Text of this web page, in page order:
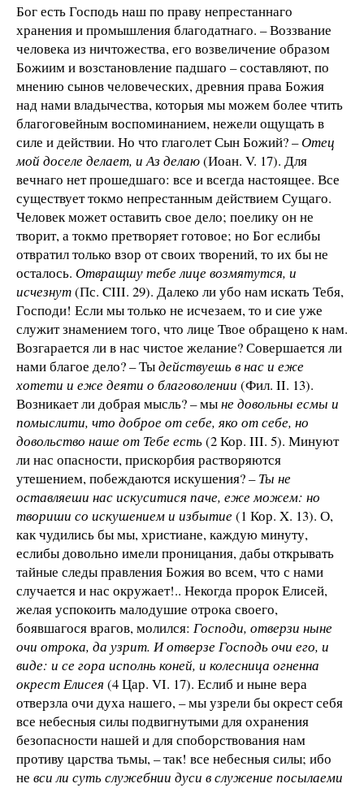
Бог есть Господь наш по праву непрестаннаго
хранения и промышления благодатнаго. – Воззвание
человека из ничтожества, его возвеличение образом
Божиим и возстановление падшаго – составляют, по
мнению сынов человеческих, древния права Божия
над нами владычества, которыя мы можем более чтить
благоговейным воспоминанием, нежели ощущать в
силе и действии. Но что глаголет Сын Божий? –Отец
мой доселе делает, и Аз делаю(Иоан. V. 17). Для
вечнаго нет прошедшаго: все и всегда настоящее. Все
существует токмо непрестанным действием Сущаго.
Человек может оставить свое дело; поелику он не
творит, а токмо претворяет готовое; но Бог еслибы
отвратил только взор от своих творений, то их бы не
осталось. Отвращшу тебе лице возмятутся, и
исчезнут(Пс. CIII. 29). Далеко ли убо нам искать Тебя,
Господи! Если мы только не исчезаем, то и сие уже
служит знамением того, что лице Твое обращено к нам.
Возгарается ли в нас чистое желание? Совершается ли
нами благое дело? – Тыдействуешь в нас и еже
хотети и еже деяти о благоволении (Фил. II. 13).
Возникает ли добрая мысль? – мыне довольны есмы и
помыслити, что доброе от себе, яко от себе, но
довольство наше от Тебе есть(2 Кор. III. 5). Минуют
ли нас опасности, прискорбия растворяются
утешением, побеждаются искушения? –Ты не
оставляеши нас искуситися паче, еже можем: но
твориши со искушением и избытие(1 Кор. X. 13). О,
как чудились бы мы, христиане, каждую минуту,
еслибы довольно имели проницания, дабы открывать
тайные следы правления Божия во всем, что с нами
случается и нас окружает!.. Некогда пророк Елисей,
желая успокоить малодушие отрока своего,
боявшагося врагов, молился: Господи, отверзи ныне
очи отрока, да узрит. И отверзе Господь очи его, и
виде: и се гора исполнь коней, и колесница огненна
окрест Елисея (4 Цар. VI. 17). Еслиб и ныне вера
отверзла очи духа нашего, – мы узрели бы окрест себя
все небесныя силы подвигнутыми для охранения
безопасности нашей и для споборствования нам
противу царства тьмы, – так! все небесныя силы; ибо
не вси ли суть служебнии дуси в служение посылаеми